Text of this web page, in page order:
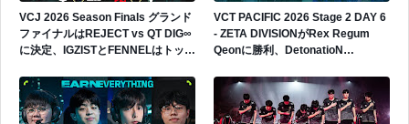
VCJ 2026 Season Finals グランド
ファイナルはREJECT vs QT DIG∞
に決定、IGZISTとFENNELはトップ
VCT PACIFIC 2026 Stage 2 DAY 6
- ZETA DIVISIONがRex Regum
Qeonに勝利、DetonatioN